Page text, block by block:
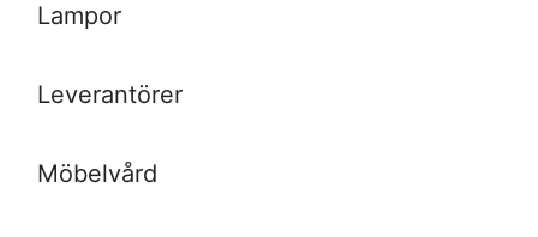
Lampor
Leverantörer
Möbelvård